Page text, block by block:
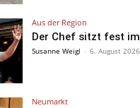
Aus der Region
Der Chef sitzt fest
Susanne Weigl - 6. August 2026
Neumarkt